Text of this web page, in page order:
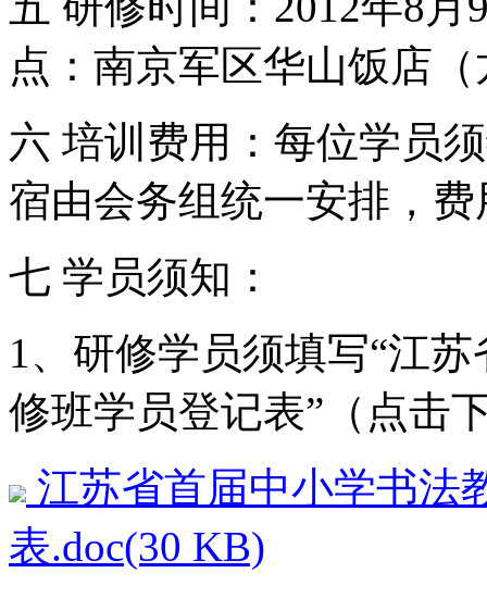
点：南京军区华山饭店
六 培训费用：每位学员
宿由会务组统一安排，
七 学员须知：
1、研修学员须填写“江
修班学员登记表”（点击
江苏省首届中小学书法
表.doc(30 KB)